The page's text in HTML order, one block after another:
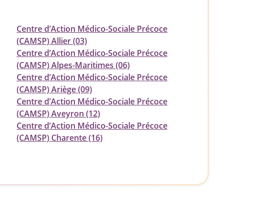
Centre d’Action Médico-Sociale Précoce
(CAMSP) Allier (03)
Centre d’Action Médico-Sociale Précoce
(CAMSP) Alpes-Maritimes (06)
Centre d’Action Médico-Sociale Précoce
(CAMSP) Ariège (09)
Centre d’Action Médico-Sociale Précoce
(CAMSP) Aveyron (12)
Centre d’Action Médico-Sociale Précoce
(CAMSP) Charente (16)